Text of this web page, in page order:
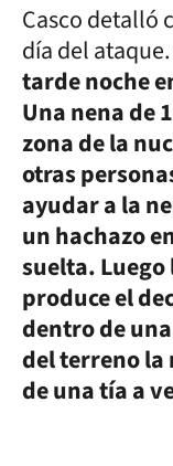
Casco detalló
día del ataque.
tarde noche
Una nena de
zona de la
otras
ayudar a la
un hachazo
suelta.
produce el
dentro de
del terreno la
de una tía a